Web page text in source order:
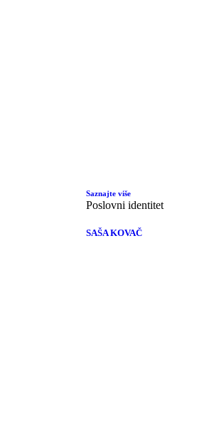
Saznajte više
Poslovni identitet
SAŠA KOVAČ